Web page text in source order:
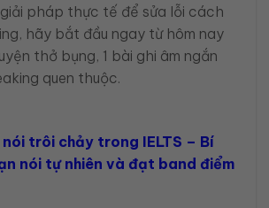
pháp thực tế để sửa lỗi cách
hãy bắt đầu ngay từ hôm nay
thở bụng, 1 bài ghi âm ngắn
quen thuộc.
trôi chảy trong IELTS – Bí
nói tự nhiên và đạt band điểm